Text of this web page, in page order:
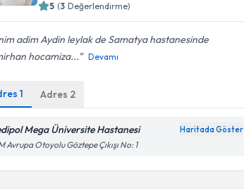
5 (3 Değerlendirme)
adim Aydin leylak de Samatya hastanesinde
hocamiza...
Devamı
1 Adres 2
Mega Üniversite Hastanesi Haritada Göster
Avrupa Otoyolu Göztepe Çıkışı No: 1